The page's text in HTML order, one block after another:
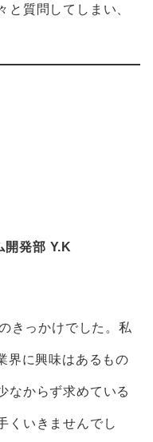
と質問してしまい、
開発部 Y.K
きっかけでした。私
界に興味はあるもの
なからず求めている
くいきませんでし